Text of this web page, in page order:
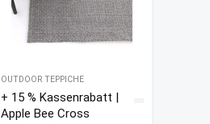
OUTDOOR TEPPICHE
+ 15 % Kassenrabatt |
Apple Bee Cross